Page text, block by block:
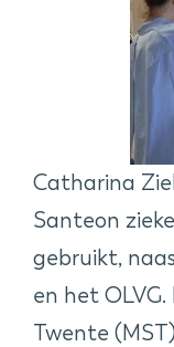
Catharina
Santeon
gebruikt,
en het
Twente